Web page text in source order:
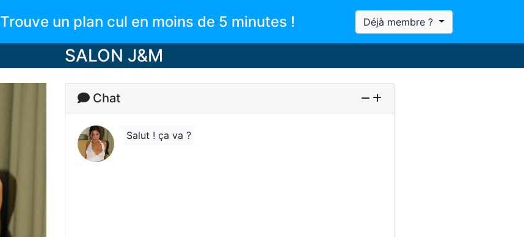
Trouve un plan cul en moins de 5 minutes ! Déjà membre ?
SALON J&M
Chat
Salut ! ça va ?